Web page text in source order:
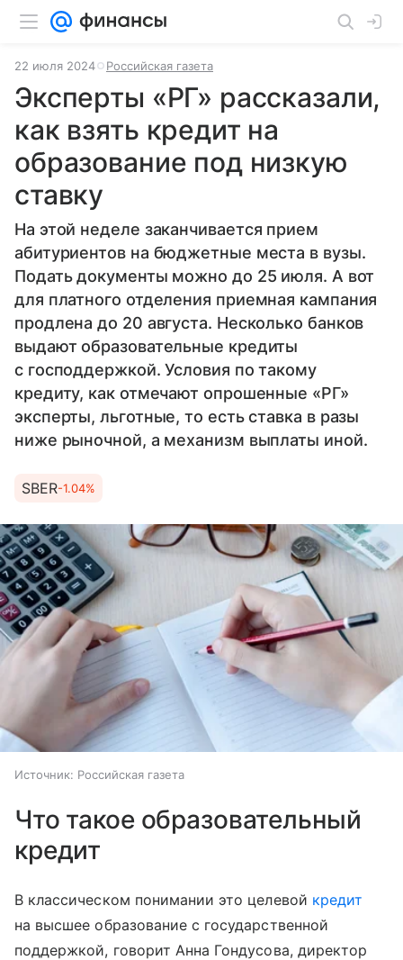
22 июля 2024 Российская газета
Эксперты «РГ» рассказали,
как взять кредит на
образование под низкую
ставку
На этой неделе заканчивается прием
абитуриентов на бюджетные места в вузы.
Подать документы можно до 25 июля. А вот
для платного отделения приемная кампания
продлена до 20 августа. Несколько банков
выдают образовательные кредиты
с господдержкой. Условия по такому
кредиту, как отмечают опрошенные «РГ»
эксперты, льготные, то есть ставка в разы
ниже рыночной, а механизм выплаты иной.
SBER-1.04%
Источник: Российская газета
Что такое образовательный
кредит
В классическом понимании это целевой кредит
на высшее образование с государственной
поддержкой, говорит Анна Гондусова, директор